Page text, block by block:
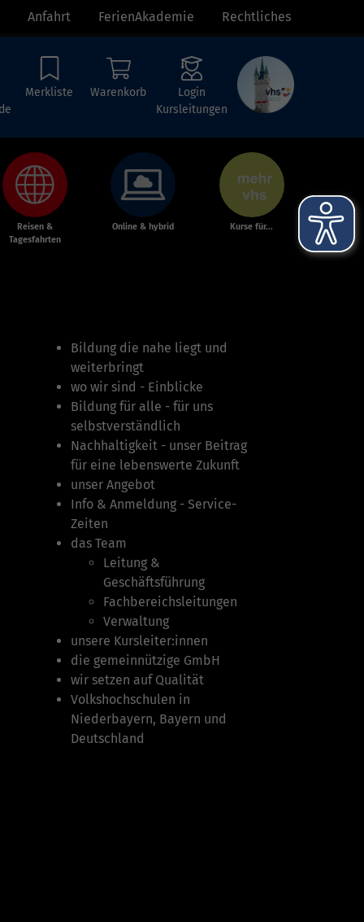
Anfahrt FerienAkademie Rechtliches
Merkliste Warenkorb
Login
Kursleitungen
Reisen &
Tagesfahrten
Online & hybrid Kurse für...
Bildung die nahe liegt und
weiterbringt
wo wir sind - Einblicke
Bildung für alle - für uns
selbstverständlich
Nachhaltigkeit - unser Beitrag
für eine lebenswerte Zukunft
unser Angebot
Info & Anmeldung - Service-
Zeiten
das Team
Leitung &
Geschäftsführung
Fachbereichsleitungen
Verwaltung
unsere Kursleiter:innen
die gemeinnützige GmbH
wir setzen auf Qualität
Volkshochschulen in
Niederbayern, Bayern und
Deutschland